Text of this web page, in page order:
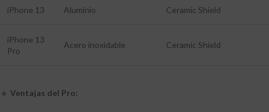
iPhone 13 Aluminio Ceramic Shield
iPhone 13
Pro
Acero inoxidable Ceramic Shield
🔹 Ventajas del Pro: